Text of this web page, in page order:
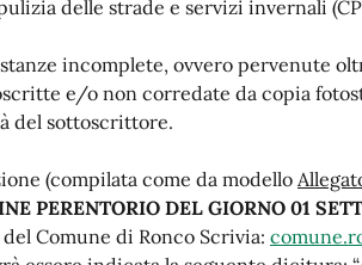
delle strade e servizi invernali
incomplete, ovvero pervenute
e/o non corredate da copia
del sottoscrittore.
(compilata come da modello
PERENTORIO DEL GIORNO 01
Comune di Ronco Scrivia: